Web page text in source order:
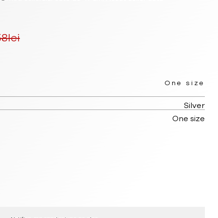
lei
One size
Silver
One size